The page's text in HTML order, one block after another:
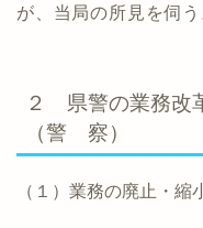
が、当局の所見を伺う
２ 県警の業
（警 察）
（１）業務の廃止・縮